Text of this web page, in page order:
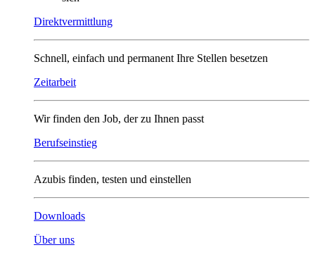
Direktvermittlung
Schnell, einfach und permanent Ihre Stellen besetzen
Zeitarbeit
Wir finden den Job, der zu Ihnen passt
Berufseinstieg
Azubis finden, testen und einstellen
Downloads
Über uns